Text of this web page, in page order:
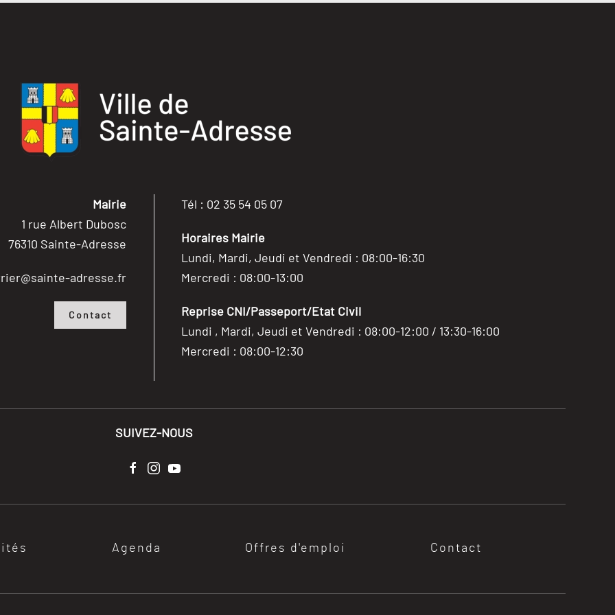
Mairie
1 rue Albert Dubosc
76310 Sainte-Adresse
adresse.fr
Contact
Tél : 02 35 54 05 07
Horaires Mairie
Lundi, Mardi, Jeudi et Vendredi : 08:00-16:30
Mercredi : 08:00-13:00
Reprise CNI/Passeport/Etat Civil
Lundi , Mardi, Jeudi et Vendredi : 08:00-12:00 / 13:30-16:00
Mercredi : 08:00-12:30
SUIVEZ-NOUS
Agenda Offres d'emploi Contact